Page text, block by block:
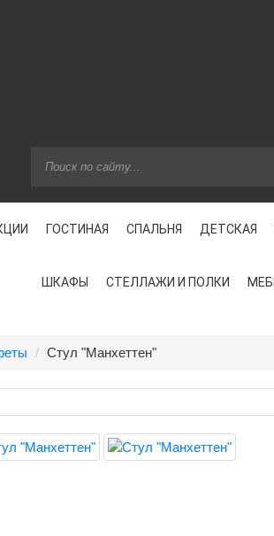
ГОСТИНАЯ СПАЛЬНЯ ДЕТСКАЯ
ШКАФЫ СТЕЛЛАЖИ И ПОЛКИ
Стул "Манхеттен"